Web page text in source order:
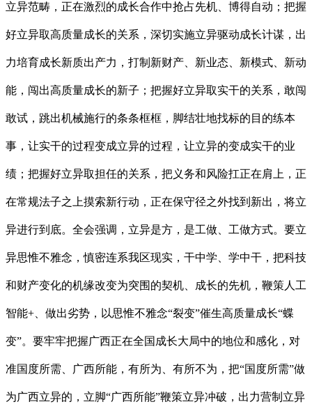
立异范畴，正在激烈的成长合作中抢占先机、博得自动；把握
好立异取高质量成长的关系，深切实施立异驱动成长计谋，出
力培育成长新质出产力，打制新财产、新业态、新模式、新动
能，闯出高质量成长的新子；把握好立异取实干的关系，敢闯
敢试，跳出机械施行的条条框框，脚结壮地找标的目的练本
事，让实干的过程变成立异的过程，让立异的变成实干的业
绩；把握好立异取担任的关系，把义务和风险扛正在肩上，正
在常规法子之上摸索新行动，正在保守径之外找到新出，将立
异进行到底。全会强调，立异是方，是工做、工做方式。要立
异思惟不雅念，慎密连系我区现实，干中学、学中干，把科技
和财产变化的机缘改变为突围的契机、成长的先机，鞭策人工
智能+、做出劣势，以思惟不雅念“裂变”催生高质量成长“蝶
变”。要牢牢把握广西正在全国成长大局中的地位和感化，对
准国度所需、广西所能，有所为、有所不为，把“国度所需”做
为广西立异的，立脚“广西所能”鞭策立异冲破，出力营制立异